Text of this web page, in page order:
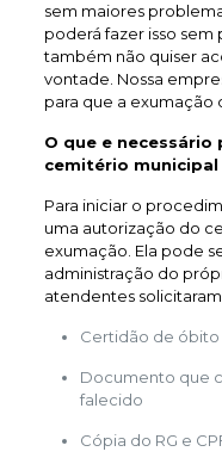
sem maiores
poderá fazer isso
também não quiser
vontade. Nossa
para que a exumação
O que e necessário
cemitério
Para iniciar o
uma autorização do
exumação. Ela pode
administração do
atendentes
Certidão de
Documento que
falecido
Cópia do RG e